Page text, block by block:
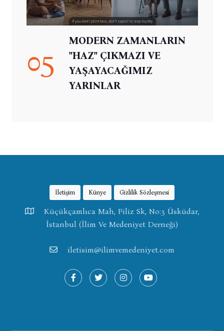
05
MODERN ZAMANLARIN
"HAZ" ÇIKMAZI VE
YAŞAYACAĞIMIZ
YARINLAR
İletişim Künye Gizlilik Sözleşmesi
Küçükçamlıca Mah, Filiz Sk, No:3 Üsküdar,
İstanbul (İlim Ve Medeniyet Derneği)
iletisim@ilimvemedeniyet.com